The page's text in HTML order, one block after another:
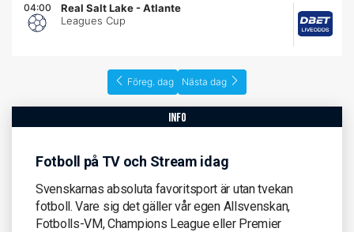
04:00 Real Salt Lake -Atlante
Leagues Cup
Föreg. dag Nästa dag
info
Fotboll på TV och Stream idag
Svenskarnas absoluta favoritsport är utan tvekan
fotboll. Vare sig det gäller vår egen Allsvenskan,
Fotbolls-VM, Champions League eller Premier